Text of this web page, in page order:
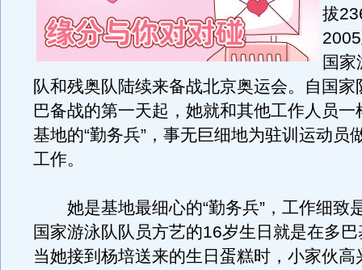
拔
国
队和残奥队陆续来备战北京奥运会。自国家
巴备战的第一天起，她就和其他工作人员一
基地的“勤务兵”，事无巨细地为驻训运动员
工作。
她是基地最细心的“勤务兵”，工作细致
国家游泳队队员方艺的16岁生日就是在多
当她接到杨培送来的生日蛋糕时，小家伙高